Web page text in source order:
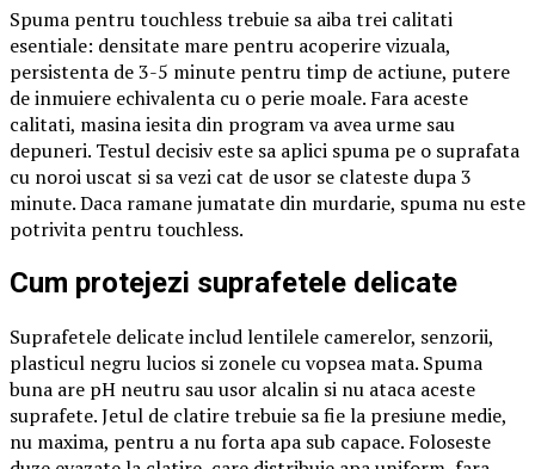
Spuma pentru touchless trebuie sa aiba trei calitati
esentiale: densitate mare pentru acoperire vizuala,
persistenta de 3-5 minute pentru timp de actiune, putere
de inmuiere echivalenta cu o perie moale. Fara aceste
calitati, masina iesita din program va avea urme sau
depuneri. Testul decisiv este sa aplici spuma pe o suprafata
cu noroi uscat si sa vezi cat de usor se clateste dupa 3
minute. Daca ramane jumatate din murdarie, spuma nu este
potrivita pentru touchless.
Cum protejezi suprafetele delicate
Suprafetele delicate includ lentilele camerelor, senzorii,
plasticul negru lucios si zonele cu vopsea mata. Spuma
buna are pH neutru sau usor alcalin si nu ataca aceste
suprafete. Jetul de clatire trebuie sa fie la presiune medie,
nu maxima, pentru a nu forta apa sub capace. Foloseste